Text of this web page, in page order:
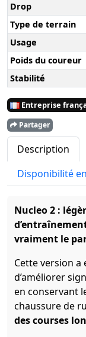
Drop
Type de terrain
Usage
Poids du coureur
Stabilité
Entreprise
Partager
Description
Disponibilité
Nucleo 2 :
vraiment le
Cette version
d’améliorer
en conservant
chaussure de
des courses